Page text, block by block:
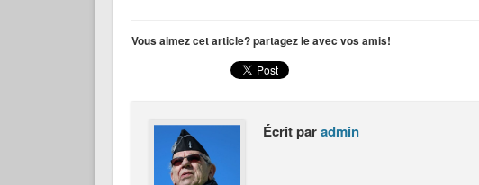
Vous aimez cet article? partagez le avec vos amis!
Écrit paradmin